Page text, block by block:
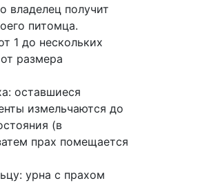
владелец получит
питомца.
1 до нескольких
размера
оставшиеся
измельчаются до
(в
прах помещается
урна с прахом